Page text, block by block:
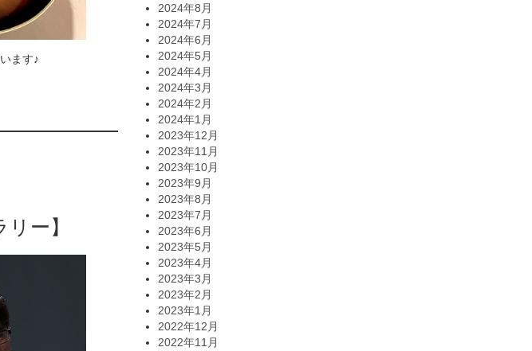
ます♪
ー】
2024年8月
2024年7月
2024年6月
2024年5月
2024年4月
2024年3月
2024年2月
2024年1月
2023年12月
2023年11月
2023年10月
2023年9月
2023年8月
2023年7月
2023年6月
2023年5月
2023年4月
2023年3月
2023年2月
2023年1月
2022年12月
2022年11月